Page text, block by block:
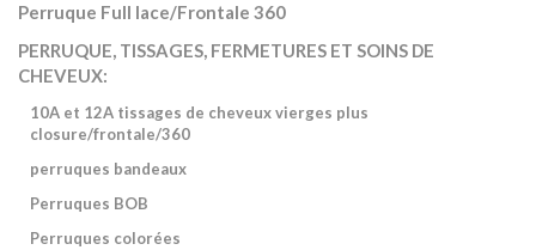
Perruque Full lace/Frontale 360
PERRUQUE, TISSAGES, FERMETURES ET SOINS DE
CHEVEUX:
10A et 12A tissages de cheveux vierges plus
closure/frontale/360
perruques bandeaux
Perruques BOB
Perruques colorées